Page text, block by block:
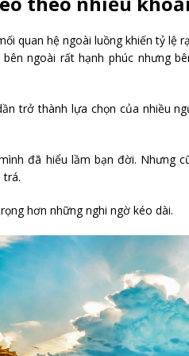
quan hệ ngoài luồng khiến tỷ lệ
ngoài rất hạnh phúc nhưng
trở thành lựa chọn của nhiều
đã hiểu lầm bạn đời. Nhưng
trá.
hơn những nghi ngờ kéo dài.